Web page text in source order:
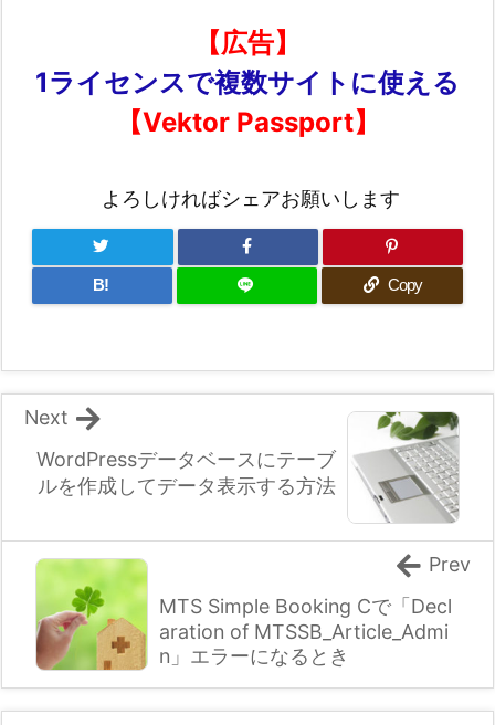
【広告】
1ライセンスで複数サイトに使える
【Vektor Passport】
よろしければシェアお願いします
B! Copy
WordPressデータベースにテーブ
ルを作成してデータ表示する方法
Next
MTS Simple Booking Cで「Decl
aration of MTSSB_Article_Admi
n」エラーになるとき
Prev